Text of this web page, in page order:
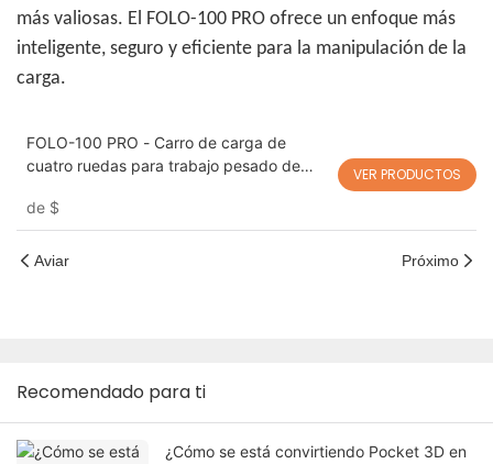
más valiosas. El FOLO-100 PRO ofrece un enfoque más
inteligente, seguro y eficiente para la manipulación de la
carga.
FOLO-100 PRO - Carro de carga de
cuatro ruedas para trabajo pesado de
humano
de $
VER PRODUCTOS
Aviar Próximo
Recomendado para ti
¿Cómo se está convirtiendo Pocket 3D en